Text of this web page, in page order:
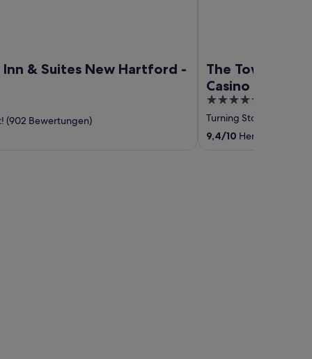
& Suites New Hartford -
(902 Bewertungen)
The Tower at
Casino
5
out
of
Turning Stone
9,4/10 Hervorragend!